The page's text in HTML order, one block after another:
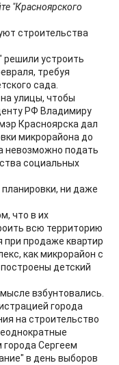
"Красноярского
строительства
решили устроить
требуя
сада.
улицы, чтобы
РФ Владимиру
Красноярска дал
микрорайона до
невозможно подать
социальных
ни даже
что в их
всю территорию
продаже квартир
как микрорайон с
детский
взбунтовались.
города
на строительство
Сергеем
в день выборов